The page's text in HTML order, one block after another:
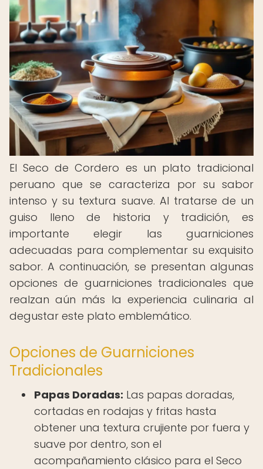
El Seco de Cordero es un plato tradicional
peruano que se caracteriza por su sabor
intenso y su textura suave. Al tratarse de un
guiso lleno de historia y tradición, es
importante elegir las guarniciones
adecuadas para complementar su exquisito
sabor. A continuación, se presentan algunas
opciones de guarniciones tradicionales que
realzan aún más la experiencia culinaria al
degustar este plato emblemático.
Opciones de Guarniciones
Tradicionales
Papas Doradas: Las papas doradas,
cortadas en rodajas y fritas hasta
obtener una textura crujiente por fuera y
suave por dentro, son el
acompañamiento clásico para el Seco